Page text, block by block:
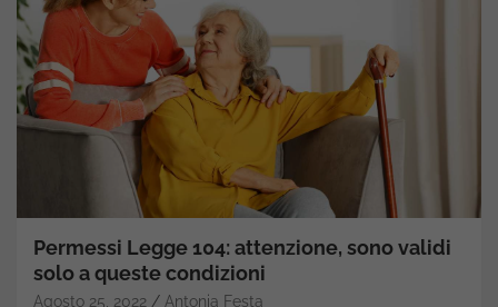
Permessi Legge 104: attenzione, sono validi
solo a queste condizioni
Agosto 25, 2022 Antonia Festa